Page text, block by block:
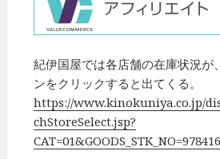
紀伊国屋では各店舗の在庫状況が
ンをクリックすると出てくる。
https://www.kinokuniya.co.jp/
chStoreSelect.jsp?